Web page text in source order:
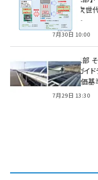
戦略 ― 次世
の動向 ―
7月30日 10:00
特集【第1部
る2つのガイ
方針と評価
7月29日 13:30